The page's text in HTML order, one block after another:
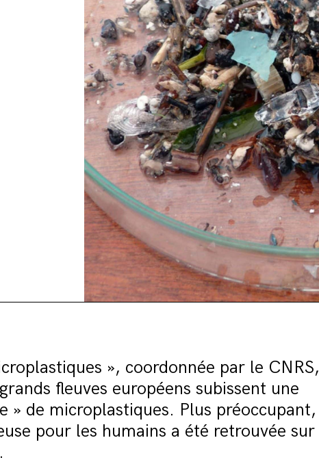
», coordonnée par le CNRS,
fleuves européens subissent une
» de microplastiques. Plus préoccupant,
pour les humains a été retrouvée sur